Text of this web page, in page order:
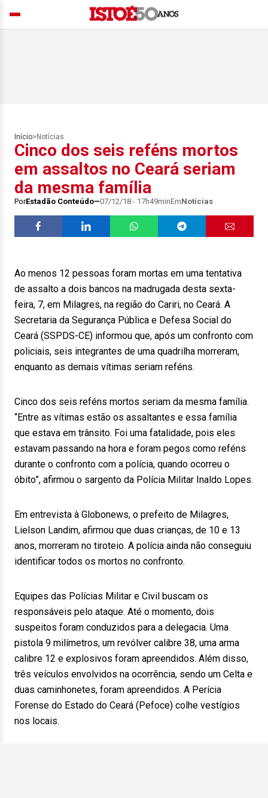
Início> Notícias
Cinco dos seis reféns mortos
em assaltos no Ceará seriam
da mesma família
PorEstadão Conteúdo 07/12/18 - 17h49minEmNotícias
Ao menos 12 pessoas foram mortas em uma tentativa
de assalto a dois bancos na madrugada desta sexta-
feira, 7, em Milagres, na região do Cariri, no Ceará. A
Secretaria da Segurança Pública e Defesa Social do
Ceará (SSPDS-CE) informou que, após um confronto com
policiais, seis integrantes de uma quadrilha morreram,
enquanto as demais vítimas seriam reféns.
Cinco dos seis reféns mortos seriam da mesma família.
“Entre as vítimas estão os assaltantes e essa família
que estava em trânsito. Foi uma fatalidade, pois eles
estavam passando na hora e foram pegos como reféns
durante o confronto com a polícia, quando ocorreu o
óbito”, afirmou o sargento da Polícia Militar Inaldo Lopes.
Em entrevista à Globonews, o prefeito de Milagres,
Lielson Landim, afirmou que duas crianças, de 10 e 13
anos, morreram no tiroteio. A polícia ainda não conseguiu
identificar todos os mortos no confronto.
Equipes das Polícias Militar e Civil buscam os
responsáveis pelo ataque. Até o momento, dois
suspeitos foram conduzidos para a delegacia. Uma
pistola 9 milímetros, um revólver calibre 38, uma arma
calibre 12 e explosivos foram apreendidos. Além disso,
três veículos envolvidos na ocorrência, sendo um Celta e
duas caminhonetes, foram apreendidos. A Perícia
Forense do Estado do Ceará (Pefoce) colhe vestígios
nos locais.